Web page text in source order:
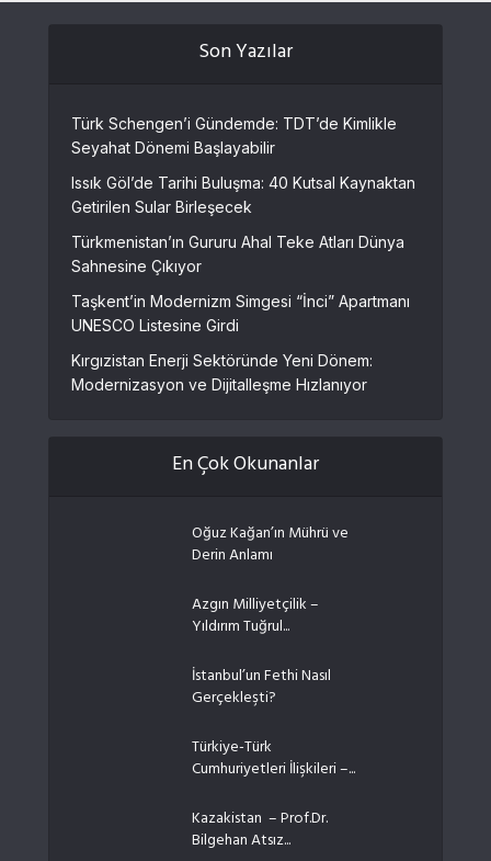
Son Yazılar
Türk Schengen’i Gündemde: TDT’de Kimlikle
Seyahat Dönemi Başlayabilir
Issık Göl’de Tarihi Buluşma: 40 Kutsal Kaynaktan
Getirilen Sular Birleşecek
Türkmenistan’ın Gururu Ahal Teke Atları Dünya
Sahnesine Çıkıyor
Taşkent’in Modernizm Simgesi “İnci” Apartmanı
UNESCO Listesine Girdi
Kırgızistan Enerji Sektöründe Yeni Dönem:
Modernizasyon ve Dijitalleşme Hızlanıyor
En Çok Okunanlar
Oğuz Kağan’ın Mührü ve
Derin Anlamı
Azgın Milliyetçilik –
Yıldırım Tuğrul...
İstanbul’un Fethi Nasıl
Gerçekleşti?
Türkiye-Türk
Cumhuriyetleri İlişkileri –...
Kazakistan – Prof.Dr.
Bilgehan Atsız...